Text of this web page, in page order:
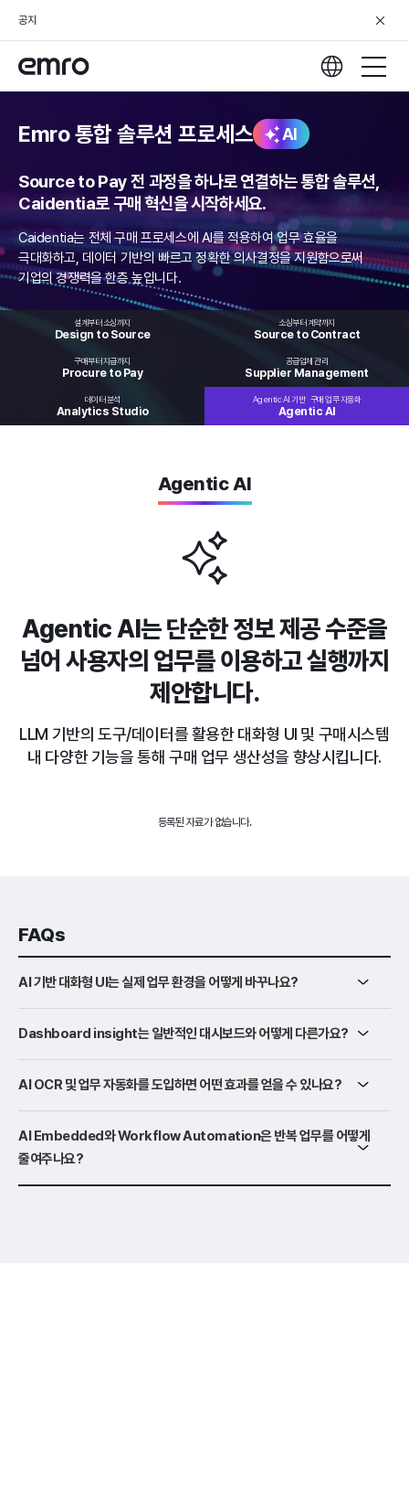
공지
Emro 통합 솔루션 프로세스 AI
Source to Pay 전 과정을 하나로 연결하는 통합 솔루션,
Caidentia로 구매 혁신을 시작하세요.
Caidentia는 전체 구매 프로세스에 AI를 적용하여 업무 효율을
극대화하고, 데이터 기반의 빠르고 정확한 의사결정을 지원함으로써
기업의 경쟁력을 한층 높입니다.
설계부터 소싱까지
Design to Source
소싱부터 계약까지
Source to Contract
구매부터 지급까지
Procure to Pay
공급업체 관리
Supplier Management
데이터 분석
Analytics Studio
Agentic AI 기반 구매 업무 자동화
Agentic AI
Agentic AI
Agentic AI는 단순한 정보 제공 수준을
넘어사용자의 업무를 이용하고 실행까지
제안합니다.
LLM 기반의 도구/데이터를 활용한 대화형 UI 및 구매시스템
내 다양한 기능을 통해 구매 업무 생산성을 향상시킵니다.
등록된 자료가 없습니다.
FAQs
AI 기반 대화형 UI는 실제 업무 환경을 어떻게 바꾸나요?
Dashboard insight는 일반적인 대시보드와 어떻게 다른가요?
AI OCR 및 업무 자동화를 도입하면 어떤 효과를 얻을 수 있나요?
AI Embedded와 Workflow Automation은 반복 업무를 어떻게
줄여주나요?